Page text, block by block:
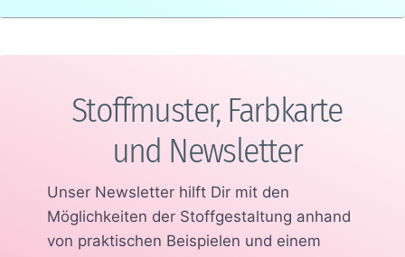
Stoffmuster, Farbkarte
und Newsletter
Unser Newsletter hilft Dir mit den
Möglichkeiten der Stoffgestaltung anhand
von praktischen Beispielen und einem